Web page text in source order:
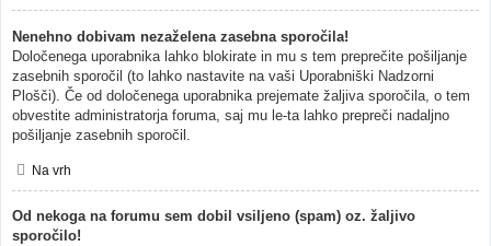
Nenehno dobivam nezaželena zasebna sporočila!
Določenega uporabnika lahko blokirate in mu s tem preprečite pošiljanje
zasebnih sporočil (to lahko nastavite na vaši Uporabniški Nadzorni
Plošči). Če od določenega uporabnika prejemate žaljiva sporočila, o tem
obvestite administratorja foruma, saj mu le-ta lahko prepreči nadaljno
pošiljanje zasebnih sporočil.
Na vrh
Od nekoga na forumu sem dobil vsiljeno (spam) oz. žaljivo
sporočilo!